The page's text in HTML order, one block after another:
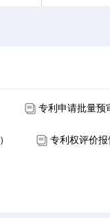
专利申请批量预
专利权评价报